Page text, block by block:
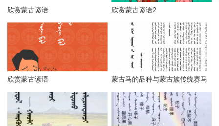
欣赏蒙古谚语 欣赏蒙古谚语2
欣赏蒙古谚语
蒙古马的品种与蒙古族传统赛马
技巧